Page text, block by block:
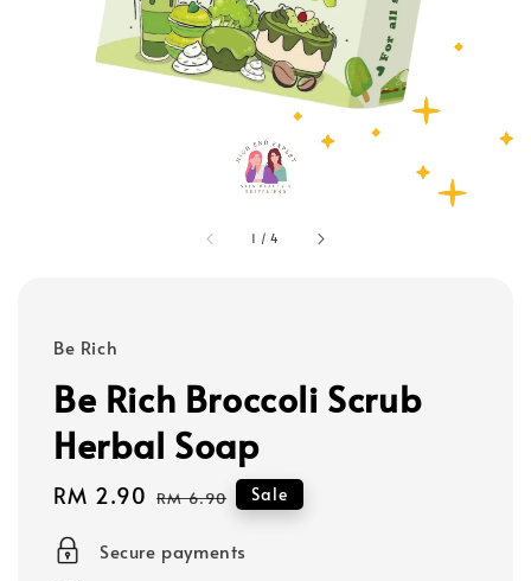
1 /4
Be Rich
Be Rich Broccoli Scrub
Herbal Soap
Sale
RM 2.90 Regular
RM 6.90 Sale
Secure payments